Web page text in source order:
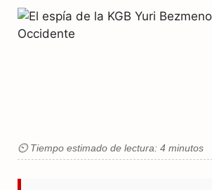
⏲ Tiempo estimado de lectura: 4 minutos